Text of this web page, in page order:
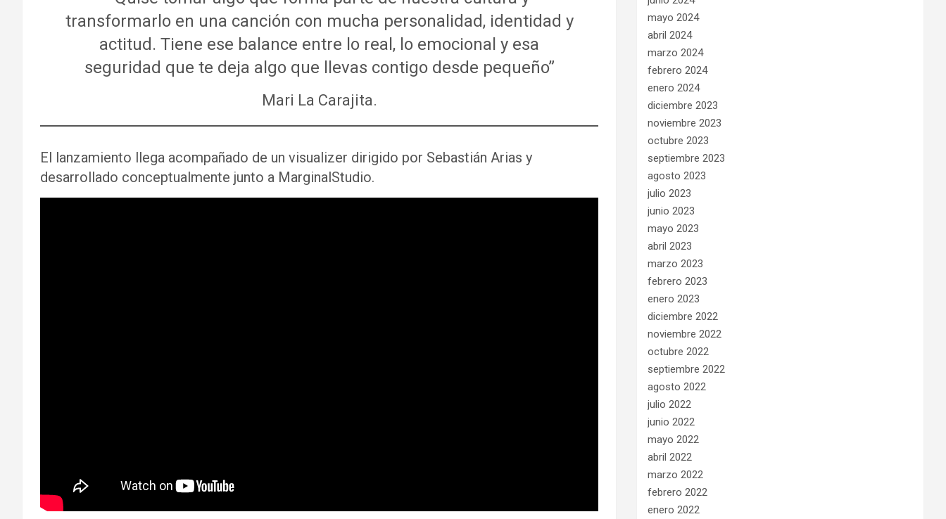
transformarlo en una canción con mucha personalidad, identidad y
actitud. Tiene ese balance entre lo real, lo emocional y esa
seguridad que te deja algo que llevas contigo desde pequeño”
Mari La Carajita.
El lanzamiento llega acompañado de un visualizer dirigido por Sebastián Arias y
desarrollado conceptualmente junto a MarginalStudio.
mayo 2024
abril 2024
marzo 2024
febrero 2024
enero 2024
diciembre 2023
noviembre 2023
octubre 2023
septiembre 2023
agosto 2023
julio 2023
junio 2023
mayo 2023
abril 2023
marzo 2023
febrero 2023
enero 2023
diciembre 2022
noviembre 2022
octubre 2022
septiembre 2022
agosto 2022
julio 2022
junio 2022
mayo 2022
abril 2022
marzo 2022
febrero 2022
enero 2022